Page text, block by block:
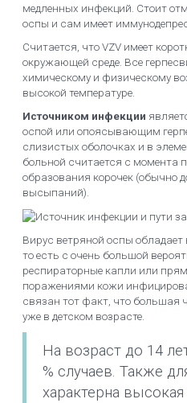
медленных инфекций. Стоит
оспы и сам имеет
Считается, что VZV имеет
окружающей среде. Все
химическому и физическому
высокой температуре.
Источником инфекции
оспой или опоясывающим
слизистых оболочках и в
больной считается с момента
образования корочек (обычно
высыпаний).
Вирус ветряной оспы
то есть с очень большой
респираторные капли или
поражениями кожи
связан тот факт, что большая
уже в детском возрасте.
На возраст до 14
% случаев. Также
характерна